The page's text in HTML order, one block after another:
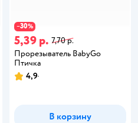
−30%
5,39 р. 7,70 р.
Прорезыватель BabyGo
Птичка
4,9
В корзину